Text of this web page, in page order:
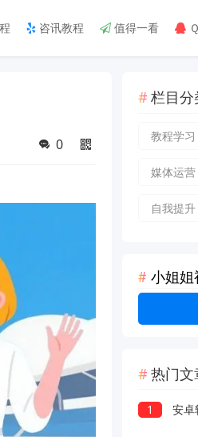
咨讯教程 值得一看
0
栏目分
教程学习
媒体运营
自我提升
小姐姐
热门文
1 安卓